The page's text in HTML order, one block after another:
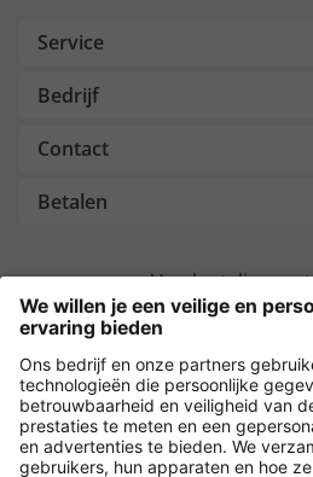
Service
Bedrijf
Contact
Betalen
Versleuteling met
Overige webwinkels
België